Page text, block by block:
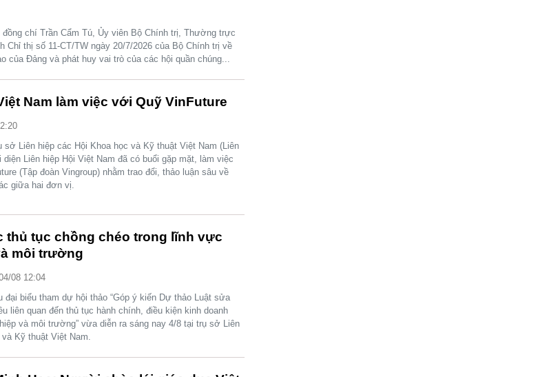
chí Trần Cẩm Tú, Ủy viên Bộ Chính trị, Thường trực
Chỉ thị số 11-CT/TW ngày 20/7/2026 của Bộ Chính trị về
của Đảng và phát huy vai trò của các hội quần chúng...
Nam làm việc với Quỹ VinFuture
sở Liên hiệp các Hội Khoa học và Kỹ thuật Việt Nam (Liên
diện Liên hiệp Hội Việt Nam đã có buổi gặp mặt, làm việc
(Tập đoàn Vingroup) nhằm trao đổi, thảo luận sâu về
giữa hai đơn vị.
thủ tục chồng chéo trong lĩnh vực
môi trường
08 12:04
đại biểu tham dự hội thảo “Góp ý kiến Dự thảo Luật sửa
liên quan đến thủ tục hành chính, điều kiện kinh doanh
và môi trường” vừa diễn ra sáng nay 4/8 tại trụ sở Liên
Kỹ thuật Việt Nam.